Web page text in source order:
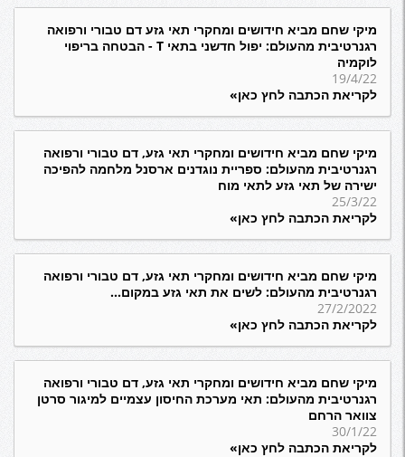
מיקי שחם מביא חידושים ומחקרי תאי גזע דם טבורי ורפואה
רגנרטיבית מהעולם: יפול חדשני בתאי T - הבטחה בריפוי
לוקמיה
19/4/22
לקריאת הכתבה לחץ כאן»
מיקי שחם מביא חידושים ומחקרי תאי גזע, דם טבורי ורפואה
רגנרטיבית מהעולם: ספריית נוגדנים ארסנל מלחמה להפיכה
ישירה של תאי גזע לתאי מוח
25/3/22
לקריאת הכתבה לחץ כאן»
מיקי שחם מביא חידושים ומחקרי תאי גזע, דם טבורי ורפואה
רגנרטיבית מהעולם: לשים את תאי גזע במקום...
27/2/2022
לקריאת הכתבה לחץ כאן»
מיקי שחם מביא חידושים ומחקרי תאי גזע, דם טבורי ורפואה
רגנרטיבית מהעולם: תאי מערכת החיסון עצמיים למיגור סרטן
צוואר הרחם
30/1/22
לקריאת הכתבה לחץ כאן»